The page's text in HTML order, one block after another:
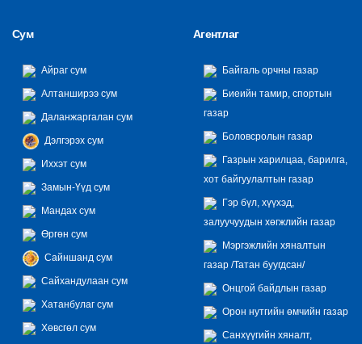
Сум
Айраг сум
Алтанширээ сум
Даланжаргалан сум
Дэлгэрэх сум
Иххэт сум
Замын-Үүд сум
Мандах сум
Өргөн сум
Сайншанд сум
Сайхандулаан сум
Хатанбулаг сум
Хөвсгөл сум
Агентлаг
Байгаль орчны газар
Биеийн тамир, спортын
газар
Боловсролын газар
Газрын харилцаа, барилга,
хот байгуулалтын газар
Гэр бүл, хүүхэд,
залуучуудын хөгжлийн газар
Мэргэжлийн хяналтын
газар /Татан буугдсан/
Онцгой байдлын газар
Орон нутгийн өмчийн газар
Санхүүгийн хяналт,